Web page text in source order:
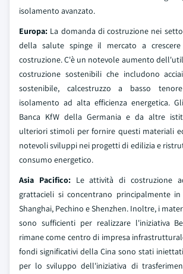
isolamento avanzato.
Europa: La domanda di costruzione nei
della salute spinge il mercato a
costruzione. C'è un notevole aumento
costruzione sostenibili che includono
sostenibile, calcestruzzo a basso
isolamento ad alta efficienza energetica.
Banca KfW della Germania e da altre
ulteriori stimoli per fornire questi materiali
notevoli sviluppi nei progetti di edilizia e
consumo energetico.
Asia Pacifico:Le attività di costruzione
grattacieli si concentrano principalmente
Shanghai, Pechino e Shenzhen. Inoltre, i
sono sufficienti per realizzare l'iniziativa
rimane come centro di impresa
fondi significativi della Cina sono stati
per lo sviluppo dell'iniziativa di